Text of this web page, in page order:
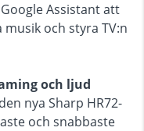
Assistant att
och styra TV:n
och ljud
nya Sharp HR72-
och snabbaste